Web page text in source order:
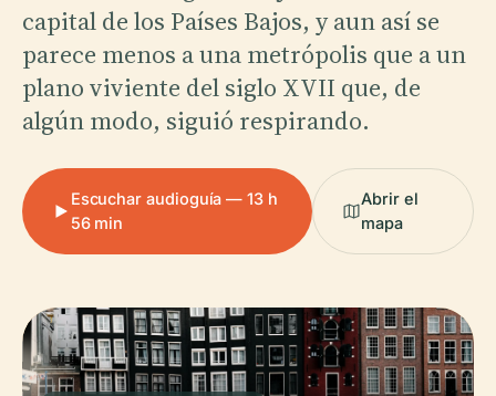
capital de los Países Bajos, y aun así se
parece menos a una metrópolis que a un
plano viviente del siglo XVII que, de
algún modo, siguió respirando.
Escuchar audioguía — 13 h
56 min
Abrir el
mapa